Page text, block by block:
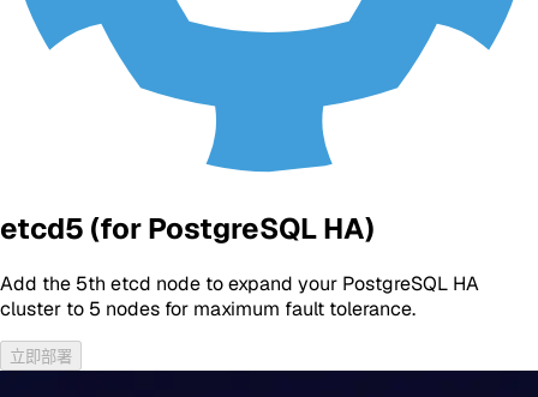
etcd5 (for PostgreSQL HA)
Add the 5th etcd node to expand your PostgreSQL HA
cluster to 5 nodes for maximum fault tolerance.
立即部署